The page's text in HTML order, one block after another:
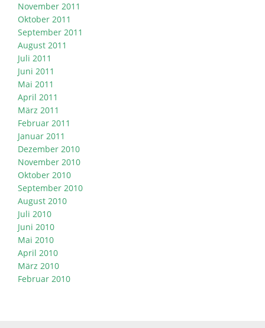
November 2011
Oktober 2011
September 2011
August 2011
Juli 2011
Juni 2011
Mai 2011
April 2011
März 2011
Februar 2011
Januar 2011
Dezember 2010
November 2010
Oktober 2010
September 2010
August 2010
Juli 2010
Juni 2010
Mai 2010
April 2010
März 2010
Februar 2010